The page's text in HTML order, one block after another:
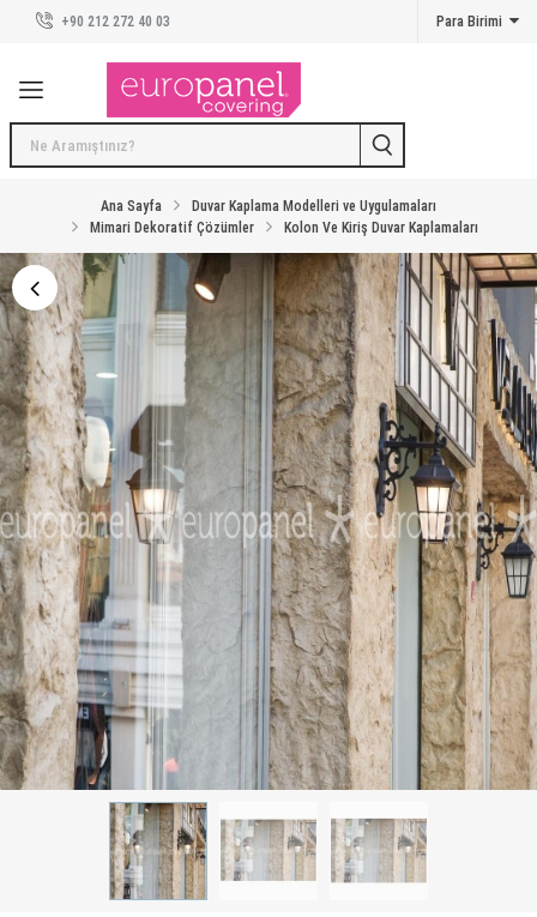
+90 212 272 40 03 Para Birimi
Duvar Panelleri
Duvar Panelleri
Kreatif Koleksiyon
Taş Duvar Kaplama Panelleri
Beton Duvar Kaplama Panelleri
Tuğla Duvar Kaplama Panelleri
Ahşap Duvar Kaplama Panelleri
Karo Duvar Kaplama Panelleri
Duvar Kaplama Modelleri ve Uygulamaları
İlham Veren Mekanlar
Ana Sayfa
Duvar Kaplama Modelleri ve Uygulamaları
Mimari Dekoratif Çözümler
Kolon Ve Kiriş Duvar Kaplamaları